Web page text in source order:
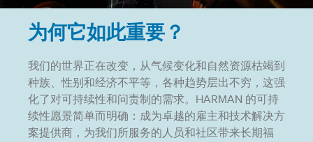
为何它如此重要？
我们的世界正在改变，从气候变化和自然资源枯竭到
种族、性别和经济不平等，各种趋势层出不穷，这强
化了对可持续性和问责制的需求。HARMAN 的可持
续性愿景简单而明确：成为卓越的雇主和技术解决方
案提供商，为我们所服务的人员和社区带来长期福